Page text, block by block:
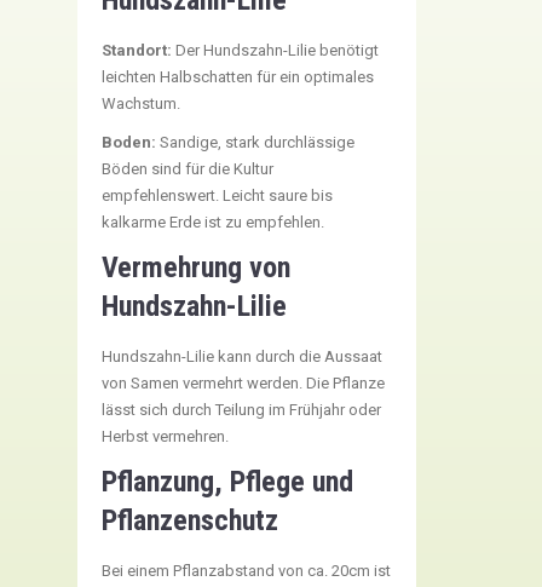
Standort: Der Hundszahn-Lilie benötigt
leichten Halbschatten für ein optimales
Wachstum.
Boden: Sandige, stark durchlässige
Böden sind für die Kultur
empfehlenswert. Leicht saure bis
kalkarme Erde ist zu empfehlen.
Vermehrung von
Hundszahn-Lilie
Hundszahn-Lilie kann durch die Aussaat
von Samen vermehrt werden. Die Pflanze
lässt sich durch Teilung im Frühjahr oder
Herbst vermehren.
Pflanzung, Pflege und
Pflanzenschutz
Bei einem Pflanzabstand von ca. 20cm ist